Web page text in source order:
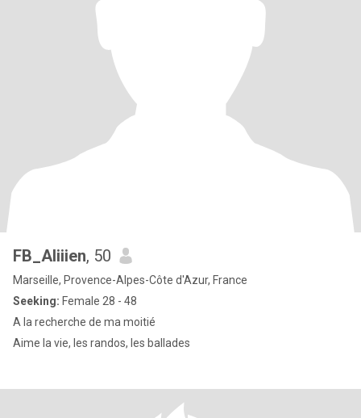
FB_Aliiien, 50
Marseille, Provence-Alpes-Côte d'Azur, France
Seeking: Female 28 - 48
A la recherche de ma moitié
Aime la vie, les randos, les ballades